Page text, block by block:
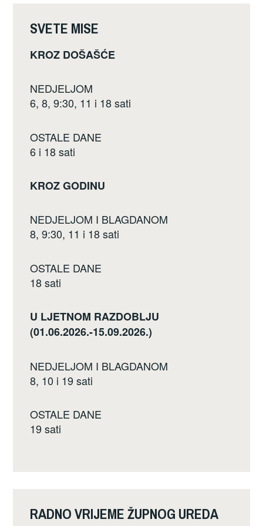
k
SVETE MISE
KROZ DOŠAŠĆE
NEDJELJOM
6, 8, 9:30, 11 i 18 sati
OSTALE DANE
6 i 18 sati
KROZ GODINU
NEDJELJOM I BLAGDANOM
8, 9:30, 11 i 18 sati
OSTALE DANE
18 sati
U LJETNOM RAZDOBLJU
(01.06.2026.-15.09.2026.)
NEDJELJOM I BLAGDANOM
8, 10 i 19 sati
OSTALE DANE
19 sati
RADNO VRIJEME ŽUPNOG UREDA